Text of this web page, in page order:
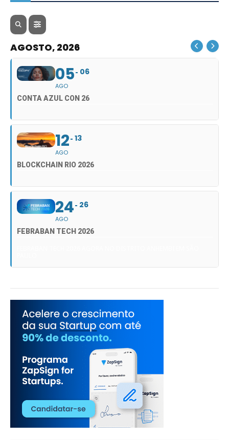
AGOSTO, 2026
05
AGO
06
CONTA AZUL CON 26
12
AGO
13
BLOCKCHAIN RIO 2026
24
AGO
26
FEBRABAN TECH 2026